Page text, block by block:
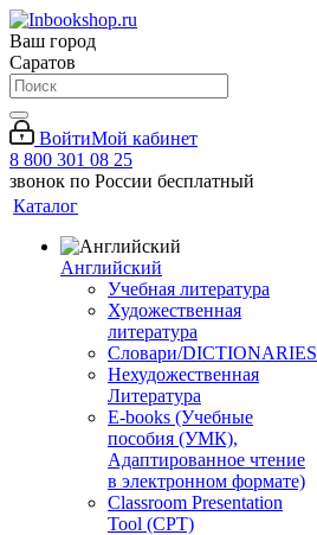
Ваш город
Саратов
ВойтиМой кабинет
8 800 301 08 25
звонок по России бесплатный
Каталог
Английский
Учебная литература
Художественная
литература
Словари/DICTIONARIES
Нехудожественная
Литература
E-books (Учебные
пособия (УМК),
Адаптированное чтение
в электронном формате)
Classroom Presentation
Tool (CPT)